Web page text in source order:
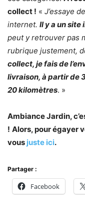
collect ! « J’essaye
internet. Il y a un site
peut y retrouver pas
rubrique justement,
collect, je fais de
livraison, à partir de
20 kilomètres. »
Ambiance Jardin,
! Alors, pour égayer
vous juste ici.
Partager :
Facebook